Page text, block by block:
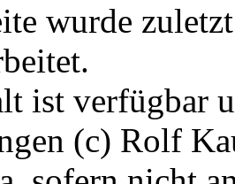
wurde
ist verfügbar
(c) Rolf